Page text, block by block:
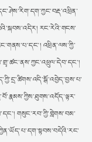
རང་རེའི་གངས་
འཕྲིན་ལས་ཀྱི་
གསུང་རབ་ཀྱི་གླེགས་བམ་